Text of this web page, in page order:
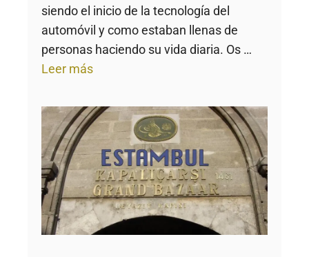
siendo el inicio de la tecnología del
automóvil y como estaban llenas de
personas haciendo su vida diaria. Os …
Leer más